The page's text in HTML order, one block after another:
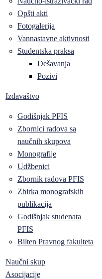
Opšti akti
Fotogalerija
Vannastavne aktivnosti
Studentska praksa
Dešavanja
Pozivi
Izdavaštvo
Godišnjak PFIS
Zbornici radova sa
naučnih skupova
Monografije
Udžbenici
Zbornik radova PFIS
Zbirka monografskih
publikacija
Godišnjak studenata
PFIS
Bilten Pravnog fakulteta
Naučni skup
Asocijacije